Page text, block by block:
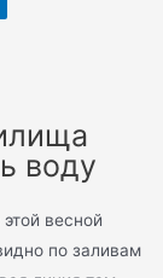
воду
весной
по заливам